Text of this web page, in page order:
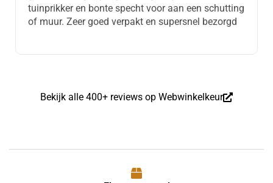
tuinprikker en bonte specht voor aan een schutting
of muur. Zeer goed verpakt en supersnel bezorgd
Bekijk alle 400+ reviews op Webwinkelkeur